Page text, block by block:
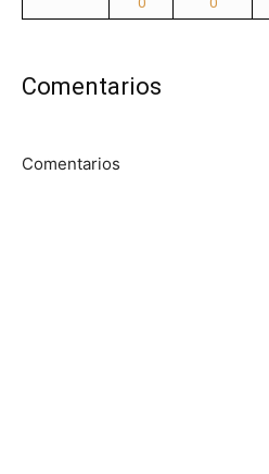
Comentarios
Comentarios